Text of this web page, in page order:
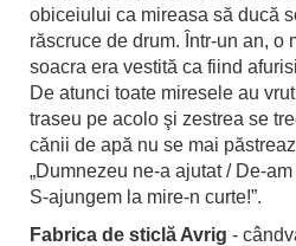
obiceiului ca mireasa să ducă
răscruce de drum. Într-un an,
soacra era vestită ca fiind
De atunci toate miresele au
traseu pe acolo şi zestrea se
cănii de apă nu se mai
„Dumnezeu ne-a ajutat / De-
S-ajungem la mire-n curte!”.
Fabrica de sticlă Avrig -